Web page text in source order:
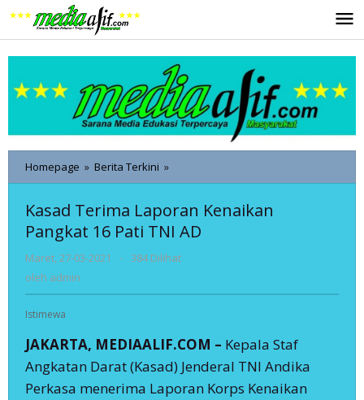
ke
konten
Homepage » Berita Terkini »
Terima
Kenaikan
Pangkat
Pati
Kasad Terima Laporan Kenaikan
Pangkat 16 Pati TNI AD
Maret, 27-03-2021
oleh
- 384 Dilihat
oleh admin
Istimewa
JAKARTA, MEDIAALIF.COM – Kepala Staf
Angkatan Darat (Kasad) Jenderal TNI Andika
Perkasa menerima Laporan Korps Kenaikan